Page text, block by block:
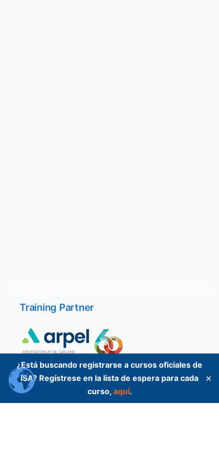
¿Está buscando registrarse a cursos oficiales de
ISA? Regístrese en la lista de espera para cada
curso, aquí.
✕
Training Partner